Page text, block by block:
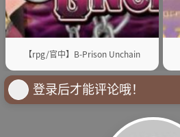
【rpg/官中】B-Prison Unchain
登录后才能评论哦！